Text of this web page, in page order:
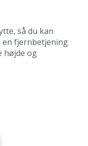
så du kan
en fjernbetjening
højde og